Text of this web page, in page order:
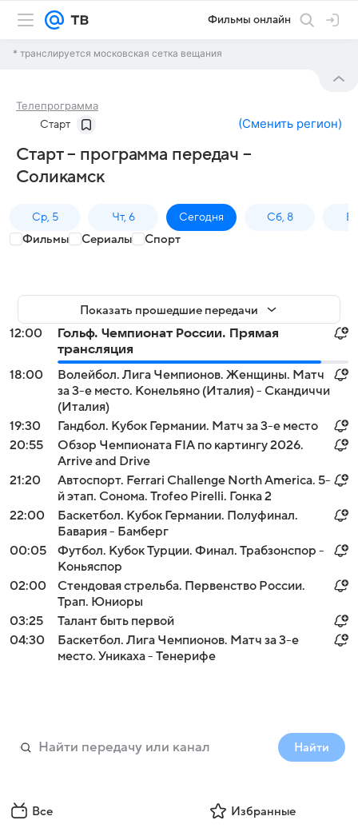
Фильмы онлайн
* транслируется московская сетка вещания
Телепрограмма
Старт (Сменить регион)
Старт – программа передач –
Соликамск
Ср, 5 Чт, 6 Сегодня Сб, 8
Фильмы Сериалы Спорт
Показать прошедшие передачи
12:00
Гольф. Чемпионат России. Прямая
трансляция
18:00
Волейбол. Лига Чемпионов. Женщины. Матч
за 3-е место. Конельяно (Италия) - Скандиччи
(Италия)
19:30
Гандбол. Кубок Германии. Матч за 3-е место
20:55
Обзор Чемпионата FIA по картингу 2026.
Arrive and Drive
21:20
Автоспорт. Ferrari Challenge North America. 5-
й этап. Сонома. Trofeo Pirelli. Гонка 2
22:00
Баскетбол. Кубок Германии. Полуфинал.
Бавария - Бамберг
00:05
Футбол. Кубок Турции. Финал. Трабзонспор -
Коньяспор
02:00
Стендовая стрельба. Первенство России.
Трап. Юниоры
03:25
Талант быть первой
04:30
Баскетбол. Лига Чемпионов. Матч за 3-е
место. Уникаха - Тенерифе
Найти
Все Избранные